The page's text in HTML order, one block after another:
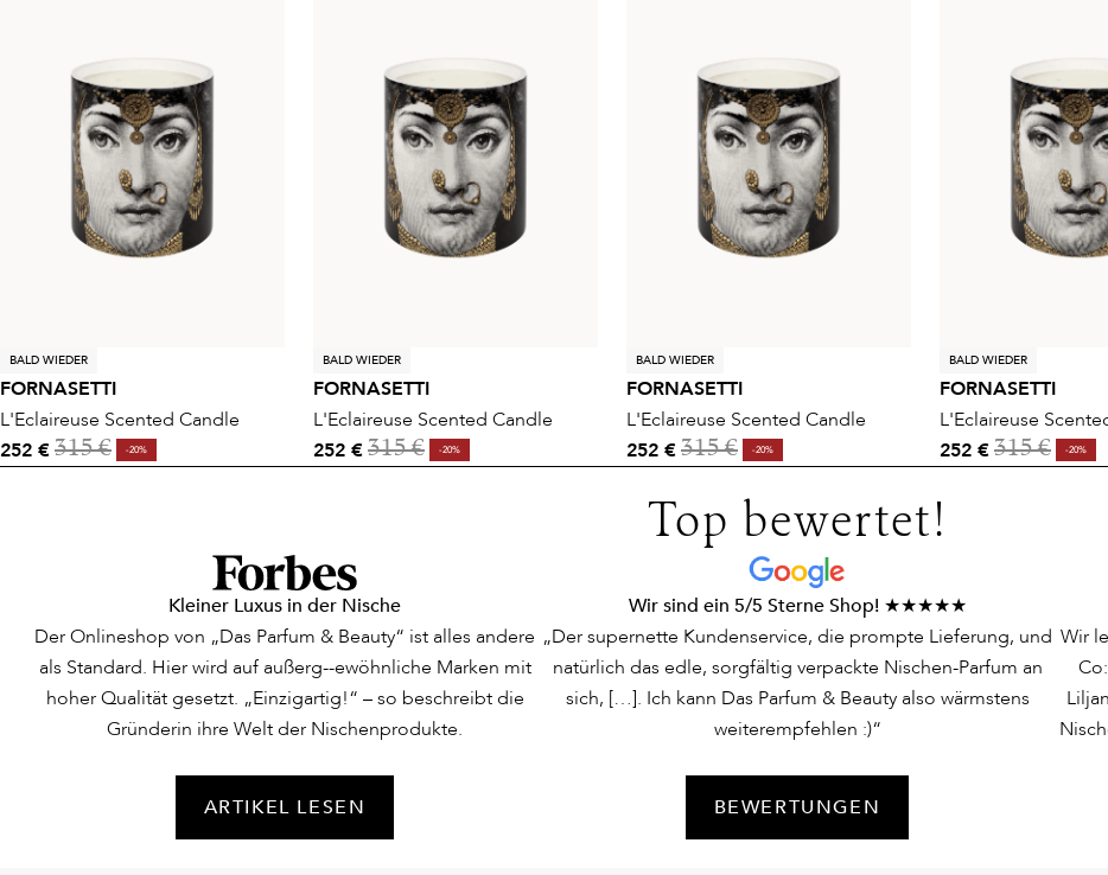
BALD WIEDER
FORNASETTI
L'Eclaireuse Scented Candle
252 € 315 € -20%
BALD WIEDER
FORNASETTI
L'Eclaireuse Scented Candle
252 € 315 € -20%
BALD WIEDER
FORNASETTI
L'Eclaireuse Scented Candle
252 € 315 € -20%
BALD WIEDER
FORNASETTI
L'Eclaireuse
252 € 315 € -20%
Top bewertet!
Kleiner Luxus in der Nische
Der Onlineshop von „Das Parfum & Beauty“ ist alles andere
als Standard. Hier wird auf außerg--ewöhnliche Marken mit
hoher Qualität gesetzt. „Einzigartig!“ – so beschreibt die
Gründerin ihre Welt der Nischenprodukte.
ARTIKEL LESEN
Wir sind ein 5/5 Sterne Shop! ★★★★★
„Der supernette Kundenservice, die prompte Lieferung, und
natürlich das edle, sorgfältig verpackte Nischen-Parfum an
sich, […]. Ich kann Das Parfum & Beauty also wärmstens
weiterempfehlen :)“
BEWERTUNGEN
Wir